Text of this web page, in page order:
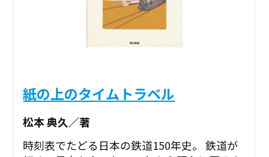
紙の上のタイムトラベル
松本 典久／著
時刻表でたどる日本の鉄道150年史。 鉄道が